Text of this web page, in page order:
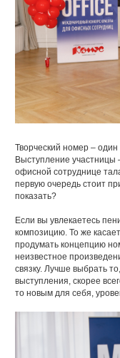
Творческий номер –
Выступление участницы
офисной сотруднице
первую очередь стоит
показать?
Если вы увлекаетесь
композицию. То же
продумать концепцию
неизвестное
связку. Лучше выбрать
выступления, скорее
то новым для себя,